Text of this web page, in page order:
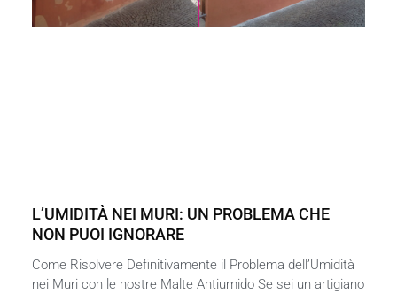
L’UMIDITÀ NEI MURI: UN PROBLEMA CHE
NON PUOI IGNORARE
Come Risolvere Definitivamente il Problema dell’Umidità
nei Muri con le nostre Malte Antiumido Se sei un artigiano